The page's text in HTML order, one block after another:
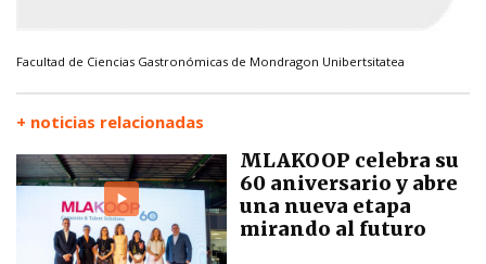
Facultad de Ciencias Gastronómicas de Mondragon Unibertsitatea
+ noticias relacionadas
MLAKOOP celebra su
60 aniversario y abre
una nueva etapa
mirando al futuro